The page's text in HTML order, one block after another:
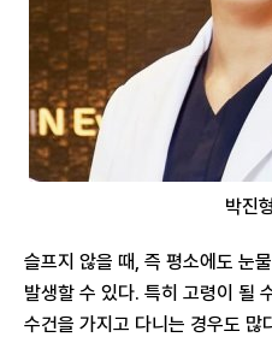
박진
슬프지 않을 때, 즉 평소에도 눈
발생할 수 있다. 특히 고령이 될
수건을 가지고 다니는 경우도 많